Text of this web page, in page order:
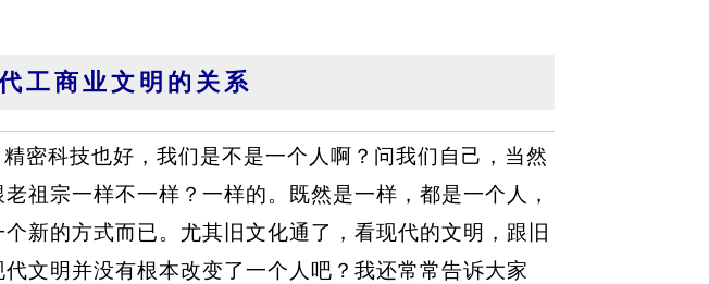
工商业文明的关系
密科技也好，我们是不是一个人啊？问我们自己，当然
祖宗一样不一样？一样的。既然是一样，都是一个人，
新的方式而已。尤其旧文化通了，看现代的文明，跟旧
文明并没有根本改变了一个人吧？我还常常告诉大家